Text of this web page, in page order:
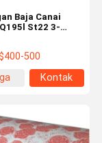
Baja Canai
St22 3-
Harga Gulungan
Panas Utama
Baja Canai
500
Kontak